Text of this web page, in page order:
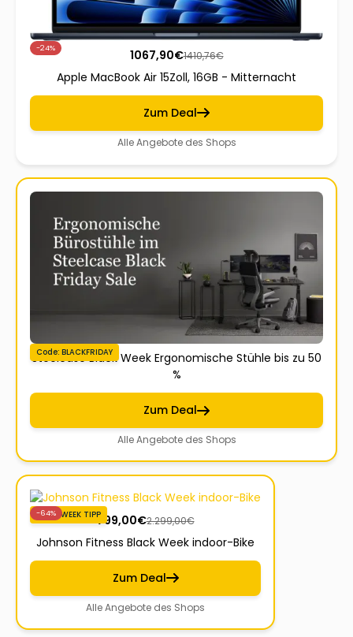
-24% 1067,90€1410,76€
Apple MacBook Air 15Zoll, 16GB - Mitternacht
Zum Deal
Alle Angebote des Shops
Code: BLACKFRIDAY
Steelcase Black Week Ergonomische Stühle bis zu 50
%
Zum Deal
Alle Angebote des Shops
BLACKWEEK TIPP
-64% 799,00€2.299,00€
Johnson Fitness Black Week indoor-Bike
Zum Deal
Alle Angebote des Shops